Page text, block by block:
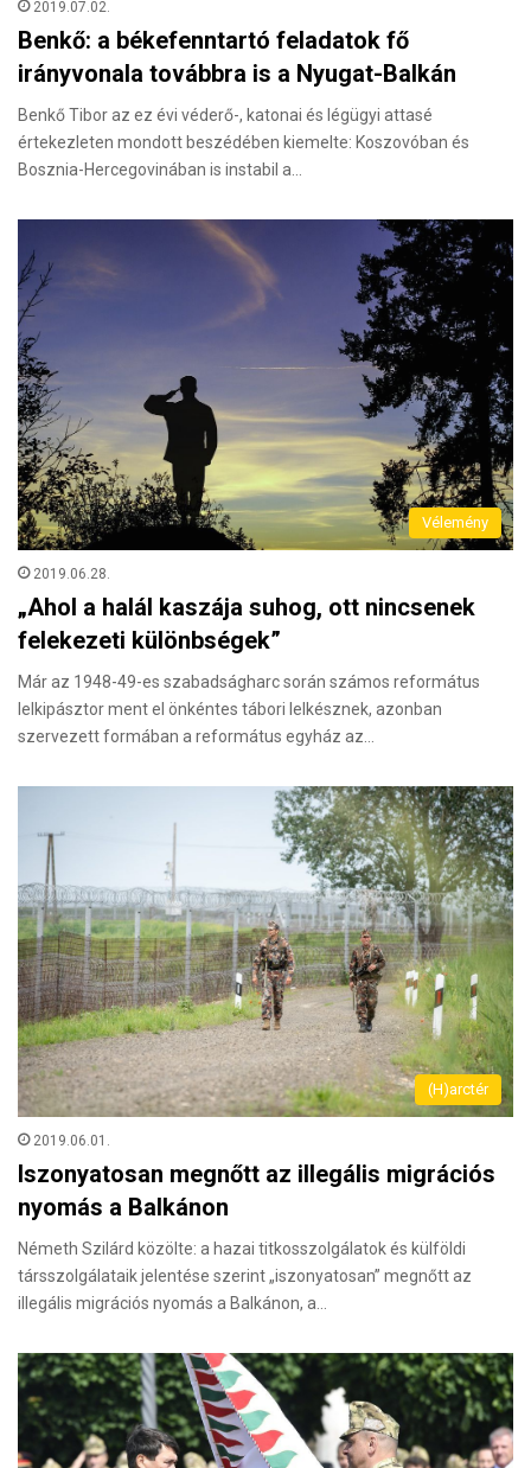
2019.07.02.
Benkő: a békefenntartó feladatok fő
irányvonala továbbra is a Nyugat-Balkán
Benkő Tibor az ez évi véderő-, katonai és légügyi attasé
értekezleten mondott beszédében kiemelte: Koszovóban és
Bosznia-Hercegovinában is instabil a…
Vélemény
2019.06.28.
„Ahol a halál kaszája suhog, ott nincsenek
felekezeti különbségek”
Már az 1948-49-es szabadságharc során számos református
lelkipásztor ment el önkéntes tábori lelkésznek, azonban
szervezett formában a református egyház az…
(H)arctér
2019.06.01.
Iszonyatosan megnőtt az illegális migrációs
nyomás a Balkánon
Németh Szilárd közölte: a hazai titkosszolgálatok és külföldi
társszolgálataik jelentése szerint „iszonyatosan” megnőtt az
illegális migrációs nyomás a Balkánon, a…